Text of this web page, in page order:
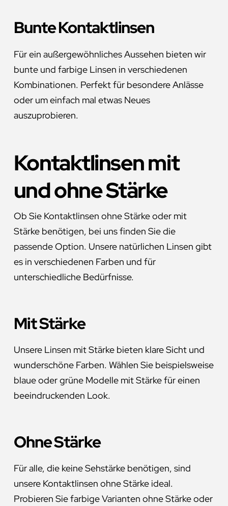
Bunte Kontaktlinsen
Für ein außergewöhnliches Aussehen bieten wir
bunte und farbige Linsen in verschiedenen
Kombinationen. Perfekt für besondere Anlässe
oder um einfach mal etwas Neues
auszuprobieren.
Kontaktlinsen mit
und ohne Stärke
Ob Sie Kontaktlinsen ohne Stärke oder mit
Stärke benötigen, bei uns finden Sie die
passende Option. Unsere natürlichen Linsen gibt
es in verschiedenen Farben und für
unterschiedliche Bedürfnisse.
Mit Stärke
Unsere Linsen mit Stärke bieten klare Sicht und
wunderschöne Farben. Wählen Sie beispielsweise
blaue oder grüne Modelle mit Stärke für einen
beeindruckenden Look.
Ohne Stärke
Für alle, die keine Sehstärke benötigen, sind
unsere Kontaktlinsen ohne Stärke ideal.
Probieren Sie farbige Varianten ohne Stärke oder